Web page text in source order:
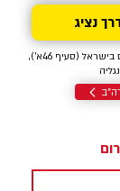
נציג
כל תרומה לאגודה ניתנת לזיכוי במס בישראל (סעיף 46א'),